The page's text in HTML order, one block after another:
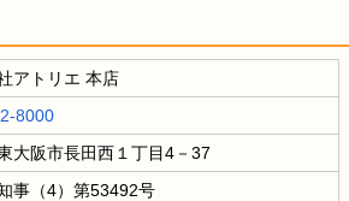
アトリエ 本店
8000
大阪市長田西１丁目4－37
事（4）第53492号